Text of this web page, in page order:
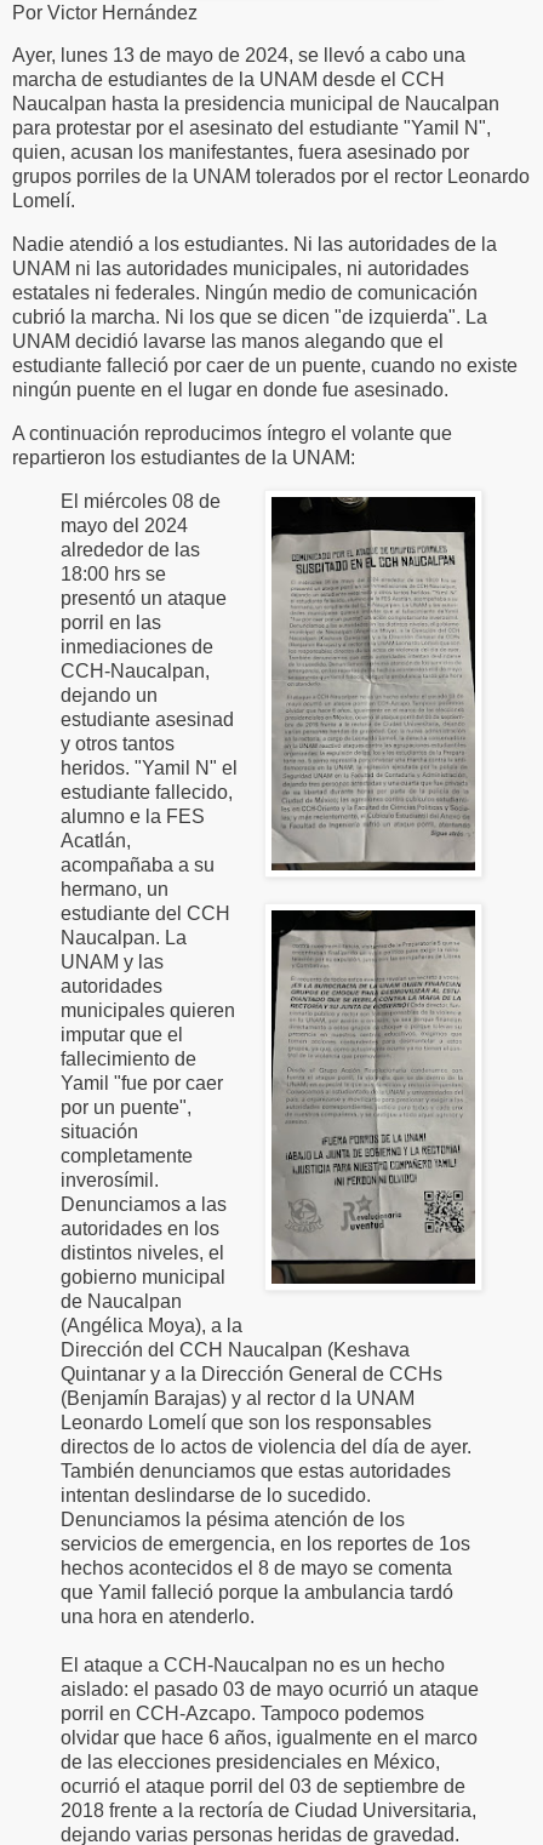
Por Victor Hernández
Ayer, lunes 13 de mayo de 2024, se llevó a cabo una
marcha de estudiantes de la UNAM desde el CCH
Naucalpan hasta la presidencia municipal de Naucalpan
para protestar por el asesinato del estudiante "Yamil N",
quien, acusan los manifestantes, fuera asesinado por
grupos porriles de la UNAM tolerados por el rector Leonardo
Lomelí.
Nadie atendió a los estudiantes. Ni las autoridades de la
UNAM ni las autoridades municipales, ni autoridades
estatales ni federales. Ningún medio de comunicación
cubrió la marcha. Ni los que se dicen "de izquierda". La
UNAM decidió lavarse las manos alegando que el
estudiante falleció por caer de un puente, cuando no existe
ningún puente en el lugar en donde fue asesinado.
A continuación reproducimos íntegro el volante que
repartieron los estudiantes de la UNAM:
El miércoles 08 de
mayo del 2024
alrededor de las
18:00 hrs se
presentó un ataque
porril en las
inmediaciones de
CCH-Naucalpan,
dejando un
estudiante asesinad
y otros tantos
heridos. "Yamil N" el
estudiante fallecido,
alumno e la FES
Acatlán,
acompañaba a su
hermano, un
estudiante del CCH
Naucalpan. La
UNAM y las
autoridades
municipales quieren
imputar que el
fallecimiento de
Yamil "fue por caer
por un puente",
situación
completamente
inverosímil.
Denunciamos a las
autoridades en los
distintos niveles, el
gobierno municipal
de Naucalpan
(Angélica Moya), a la
Dirección del CCH Naucalpan (Keshava
Quintanar y a la Dirección General de CCHs
(Benjamín Barajas) y al rector d la UNAM
Leonardo Lomelí que son los responsables
directos de lo actos de violencia del día de ayer.
También denunciamos que estas autoridades
intentan deslindarse de lo sucedido.
Denunciamos la pésima atención de los
servicios de emergencia, en los reportes de 1os
hechos acontecidos el 8 de mayo se comenta
que Yamil falleció porque la ambulancia tardó
una hora en atenderlo.
El ataque a CCH-Naucalpan no es un hecho
aislado: el pasado 03 de mayo ocurrió un ataque
porril en CCH-Azcapo. Tampoco podemos
olvidar que hace 6 años, igualmente en el marco
de las elecciones presidenciales en México,
ocurrió el ataque porril del 03 de septiembre de
2018 frente a la rectoría de Ciudad Universitaria,
dejando varias personas heridas de gravedad.